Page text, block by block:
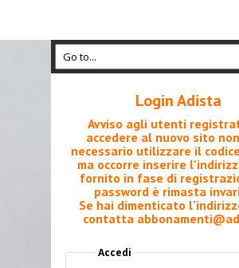
Login Adista
Avviso agli utenti
accedere al nuovo sito
necessario utilizzare il
ma occorre inserire
fornito in fase di
password è rimasta
Se hai dimenticato
contatta
Accedi